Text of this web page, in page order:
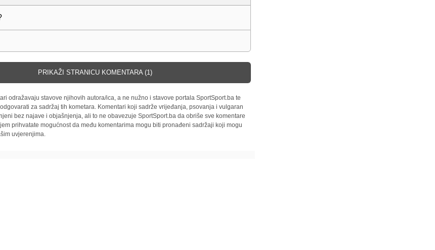
PRIKAŽI STRANICU KOMENTARA (1)
odražavaju stavove njihovih autora/ica, a ne nužno i stavove portala SportSport.ba te
za sadržaj tih kometara. Komentari koji sadrže vrijeđanja, psovanja i vulgaran
bez najave i objašnjenja, ali to ne obavezuje SportSport.ba da obriše sve komentare
prihvatate mogućnost da među komentarima mogu biti pronađeni sadržaji koji mogu
uvjerenjima.